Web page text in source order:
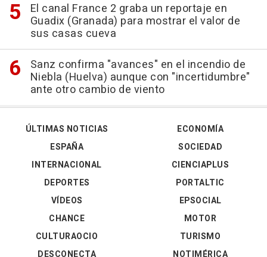
El canal France 2 graba un reportaje en
Guadix (Granada) para mostrar el valor de
sus casas cueva
Sanz confirma "avances" en el incendio de
Niebla (Huelva) aunque con "incertidumbre"
ante otro cambio de viento
ÚLTIMAS NOTICIAS
ESPAÑA
INTERNACIONAL
DEPORTES
VÍDEOS
ECONOMÍA
SOCIEDAD
CIENCIAPLUS
PORTALTIC
EPSOCIAL
CHANCE
CULTURAOCIO
MOTOR
TURISMO